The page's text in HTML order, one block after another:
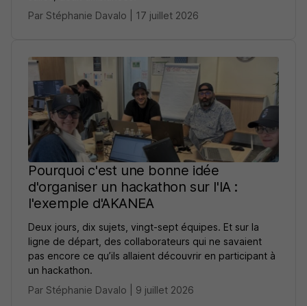
Par Stéphanie Davalo | 17 juillet 2026
Pourquoi c'est une bonne idée
d'organiser un hackathon sur l'IA :
l'exemple d'AKANEA
Deux jours, dix sujets, vingt-sept équipes. Et sur la
ligne de départ, des collaborateurs qui ne savaient
pas encore ce qu’ils allaient découvrir en participant à
un hackathon.
Par Stéphanie Davalo | 9 juillet 2026